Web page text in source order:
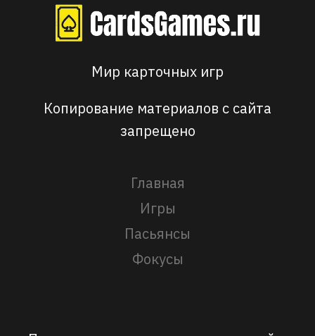
Мир карточных игр
Копирование материалов с сайта
запрещено
Главная
Игры
Пасьянсы
Фокусы